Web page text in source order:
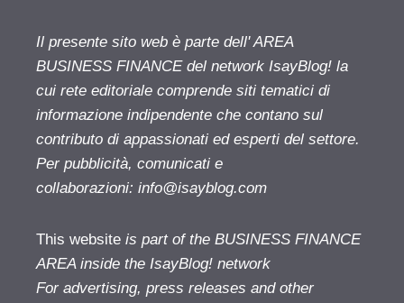
Il presente sito web è parte dell' AREA
BUSINESS FINANCE del network IsayBlog! la
cui rete editoriale comprende siti tematici di
informazione indipendente che contano sul
contributo di appassionati ed esperti del settore.
Per pubblicità, comunicati e
collaborazioni: info@isayblog.com
This website is part of the BUSINESS FINANCE
AREA inside the IsayBlog! network
For advertising, press releases and other